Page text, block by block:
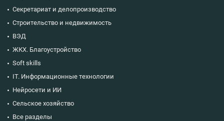
Секретариат и делопроизводство
Строительство и недвижимость
ВЭД
ЖКХ. Благоустройство
Soft skills
IT. Информационные технологии
Нейросети и ИИ
Сельское хозяйство
Все разделы